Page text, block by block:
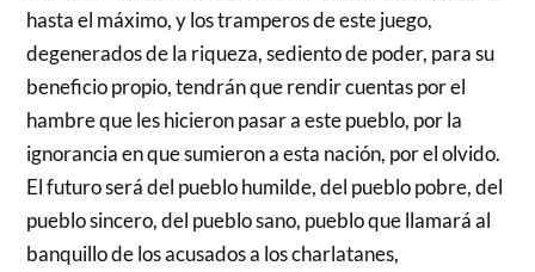
hasta el máximo, y los tramperos de este juego,
degenerados de la riqueza, sediento de poder, para su
beneficio propio, tendrán que rendir cuentas por el
hambre que les hicieron pasar a este pueblo, por la
ignorancia en que sumieron a esta nación, por el olvido.
El futuro será del pueblo humilde, del pueblo pobre, del
pueblo sincero, del pueblo sano, pueblo que llamará al
banquillo de los acusados a los charlatanes,